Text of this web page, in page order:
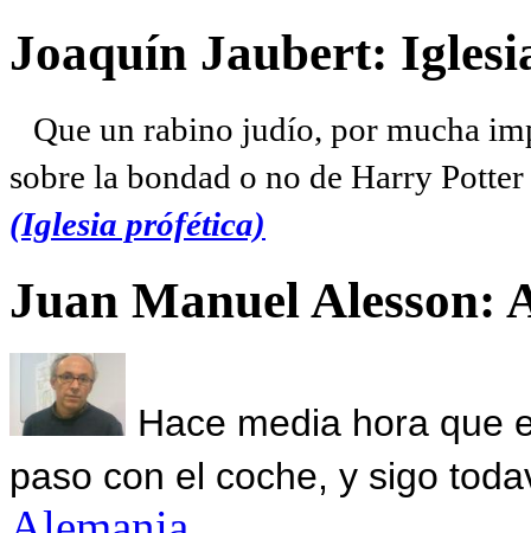
Joaquín Jaubert:
Que un rabino judío, por mucha
sobre la bondad o no de Harry
(Iglesia prófética)
Juan Manuel Alesson:
Hace media hora que
paso con el coche, y sigo